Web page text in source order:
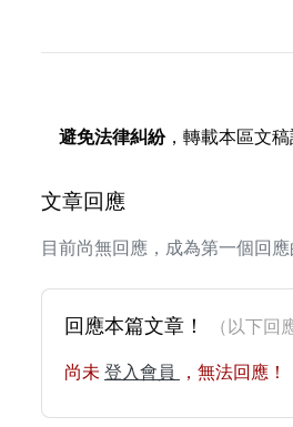
避免法律糾紛，轉載本區文稿
文章回應
目前尚無回應，成為第一個回應
回應本篇文章！ （以下回
尚未 登入會員 ，無法回應！